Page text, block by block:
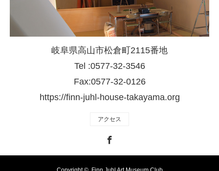
岐阜県高山市松倉町2115番地
Tel :0577-32-3546
Fax:0577-32-0126
https://finn-juhl-house-takayama.org
アクセス